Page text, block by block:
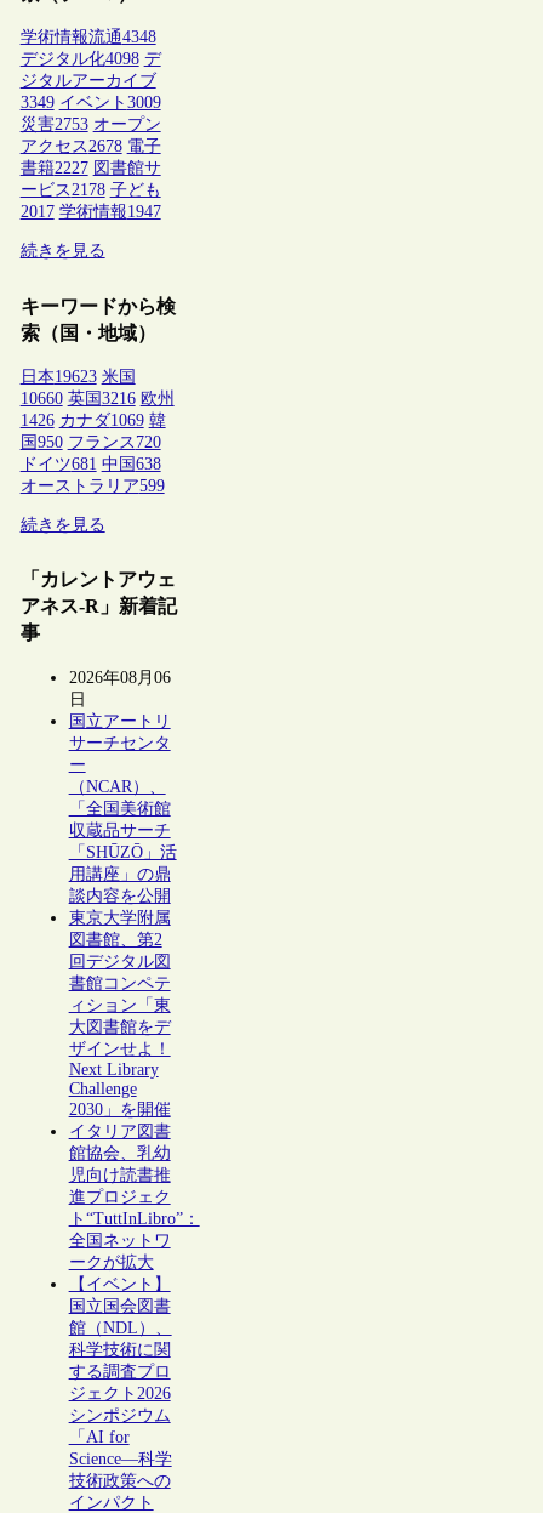
学術情報流通4348
デジタル化4098 デ
ジタルアーカイブ
3349 イベント 3009
災害2753 オープン
アクセス2678 電子
書籍2227 図書館サ
ービス2178 子ども
2017 学術情報1947
続きを見る
キーワードから検
索（国・地域）
日本19623 米国
10660 英国 3216 欧州
1426 カナダ1069 韓
国 950 フランス 720
ドイツ681 中国 638
オーストラリア599
続きを見る
「カレントアウェ
アネス-R」新着記
事
2026年08月06
日
国立アートリ
サーチセンタ
ー
（NCAR）、
「全国美術館
収蔵品サーチ
「SHŪZŌ」活
用講座」の鼎
談内容を公開
東京大学附属
図書館、第2
回デジタル図
書館コンペテ
ィション「東
大図書館をデ
ザインせよ！
Next Library
Challenge
2030」を開催
イタリア図書
館協会、乳幼
児向け読書推
進プロジェク
ト“TuttInLibro”：
全国ネットワ
ークが拡大
【イベント】
国立国会図書
館（NDL）、
科学技術に関
する調査プロ
ジェクト2026
シンポジウム
「AI for
Science―科学
技術政策への
インパクト